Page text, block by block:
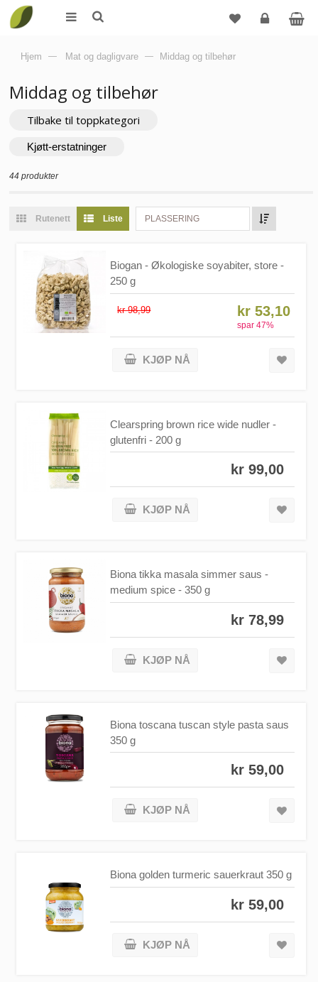
Hjem — Mat og dagligvare — Middag og tilbehør
Middag og tilbehør
Tilbake til toppkategori
Kjøtt-erstatninger
44 produkter
Rutenett Liste PLASSERING
Biogan - Økologiske soyabiter, store -
250 g
kr 98,99 kr 53,10
spar47%
KJØP NÅ
Clearspring brown rice wide nudler -
glutenfri - 200 g
kr 99,00
KJØP NÅ
Biona tikka masala simmer saus -
medium spice - 350 g
kr 78,99
KJØP NÅ
Biona toscana tuscan style pasta saus
350 g
kr 59,00
KJØP NÅ
Biona golden turmeric sauerkraut 350 g
kr 59,00
KJØP NÅ